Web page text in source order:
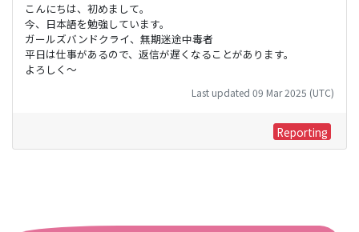
こんにちは、初めまして。
今、日本語を勉強しています。
ガールズバンドクライ、無期迷途中毒者
平日は仕事があるので、返信が遅くなることがあります。
よろしく～
Last updated 09 Mar 2025 (UTC)
Reporting